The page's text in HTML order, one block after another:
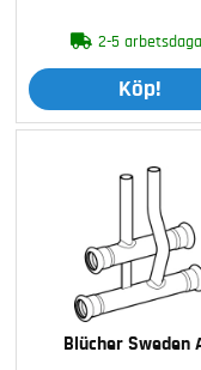
2-5
Köp!
Blücher Sweden